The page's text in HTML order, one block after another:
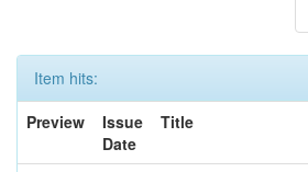
Item hits:
Preview
Issue
Date
Title